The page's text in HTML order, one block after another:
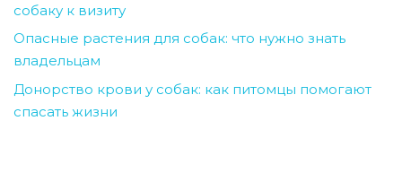
собаку к визиту
Опасные растения для собак: что нужно знать
владельцам
Донорство крови у собак: как питомцы помогают
спасать жизни